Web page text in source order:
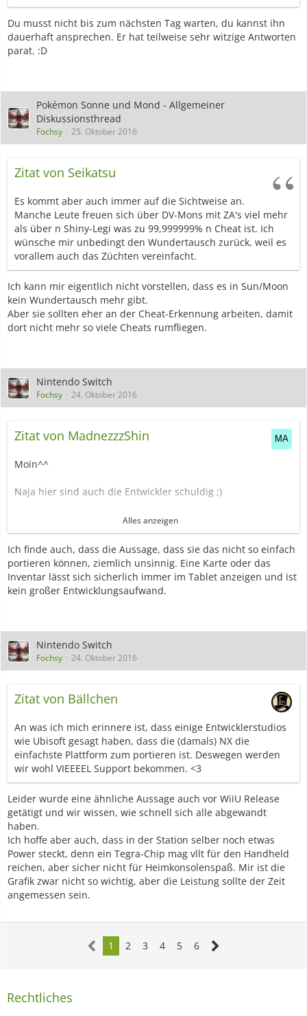
Du musst nicht bis zum nächsten Tag warten, du kannst ihn
dauerhaft ansprechen. Er hat teilweise sehr witzige Antworten
parat. :D
Pokémon Sonne und Mond - Allgemeiner
Diskussionsthread
Fochsy 25. Oktober 2016
Zitat von Seikatsu
Es kommt aber auch immer auf die Sichtweise an.
Manche Leute freuen sich über DV-Mons mit ZA's viel mehr
als über n Shiny-Legi was zu 99,999999% n Cheat ist. Ich
wünsche mir unbedingt den Wundertausch zurück, weil es
vorallem auch das Züchten vereinfacht.
Ich kann mir eigentlich nicht vorstellen, dass es in Sun/Moon
kein Wundertausch mehr gibt.
Aber sie sollten eher an der Cheat-Erkennung arbeiten, damit
dort nicht mehr so viele Cheats rumfliegen.
Nintendo Switch
Fochsy 24. Oktober 2016
Zitat von MadnezzzShin
Moin^^
Naja hier sind auch die Entwickler schuldig ;)
Bei "The Legend of Zelda - Wind Waker" ist des zum Beispiel
sehr intelligent umgesetzt, da betreibt man über das Tablet
halt das Item-Management, oder hat die Karte auf
ebendiesem geöffnet.
Genauso halt auch bei Twilight Princess HD^^
zu werfen =P
Gut bei Super Mario U und Mario Maker fallen mir auch
nicht viele sinnvolle Möglichkeiten für zwei Bildschirme
~~Shin~~
Alles anzeigen
Ich finde auch, dass die Aussage, dass sie das nicht so einfach
portieren können, ziemlich unsinnig. Eine Karte oder das
Inventar lässt sich sicherlich immer im Tablet anzeigen und ist
kein großer Entwicklungsaufwand.
Nintendo Switch
Fochsy 24. Oktober 2016
Zitat von Bällchen
An was ich mich erinnere ist, dass einige Entwicklerstudios
wie Ubisoft gesagt haben, dass die (damals) NX die
einfachste Plattform zum portieren ist. Deswegen werden
wir wohl VIEEEEL Support bekommen. <3
Leider wurde eine ähnliche Aussage auch vor WiiU Release
getätigt und wir wissen, wie schnell sich alle abgewandt
haben.
Ich hoffe aber auch, dass in der Station selber noch etwas
Power steckt, denn ein Tegra-Chip mag vllt für den Handheld
reichen, aber sicher nicht für Heimkonsolenspaß. Mir ist die
Grafik zwar nicht so wichtig, aber die Leistung sollte der Zeit
angemessen sein.
1 2 3 4 5 6
Rechtliches